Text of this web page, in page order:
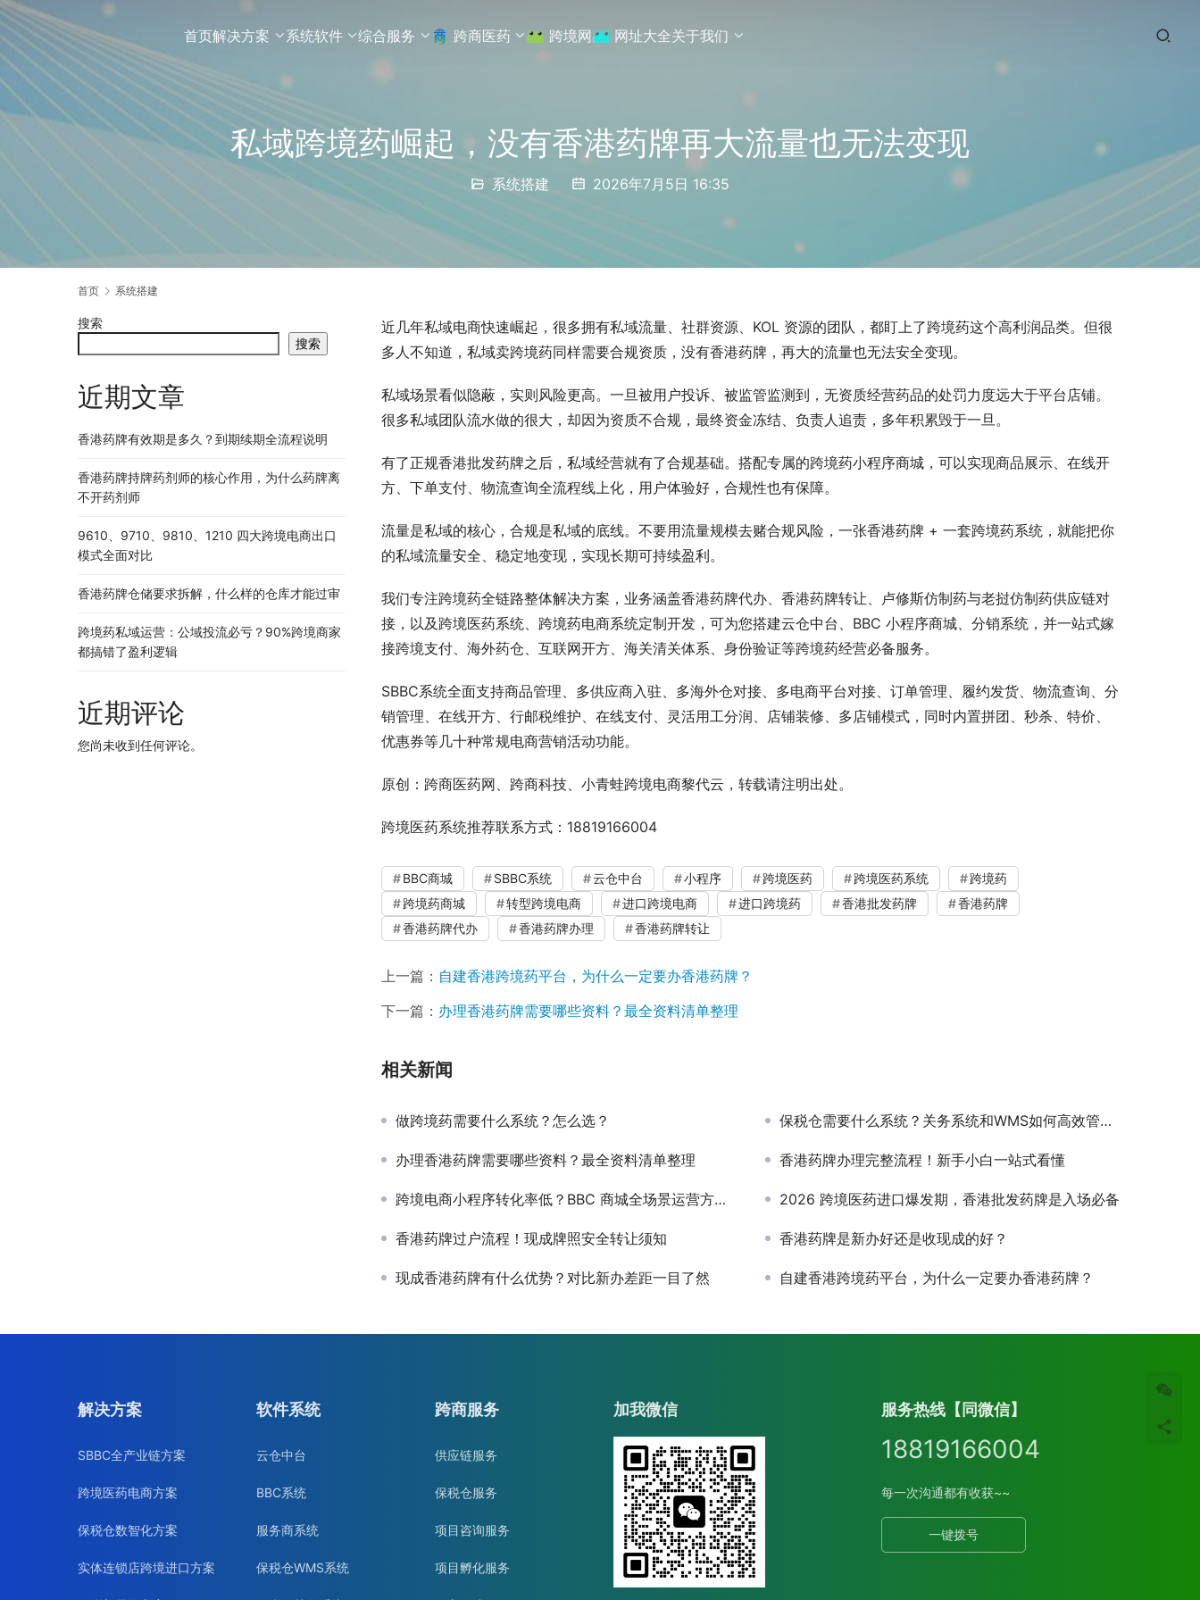
首页解决方案 系统软件 综合服务 跨商医药 跨境网 网址大全关于我们
私域跨境药崛起，没有香港药牌再大流量也无法变现
系统搭建 2026年7月5日 16:35
首页 系统搭建
近几年私域电商快速崛起，很多拥有私域流量、社群资源、KOL 资源的团队，都盯上了跨境药这个高利润品类。但很
多人不知道，私域卖跨境药同样需要合规资质，没有香港药牌，再大的流量也无法安全变现。
私域场景看似隐蔽，实则风险更高。一旦被用户投诉、被监管监测到，无资质经营药品的处罚力度远大于平台店铺。
很多私域团队流水做的很大，却因为资质不合规，最终资金冻结、负责人追责，多年积累毁于一旦。
有了正规香港批发药牌之后，私域经营就有了合规基础。搭配专属的跨境药小程序商城，可以实现商品展示、在线开
方、下单支付、物流查询全流程线上化，用户体验好，合规性也有保障。
流量是私域的核心，合规是私域的底线。不要用流量规模去赌合规风险，一张香港药牌 + 一套跨境药系统，就能把你
的私域流量安全、稳定地变现，实现长期可持续盈利。
我们专注跨境药全链路整体解决方案，业务涵盖香港药牌代办、香港药牌转让、卢修斯仿制药与老挝仿制药供应链对
接，以及跨境医药系统、跨境药电商系统定制开发，可为您搭建云仓中台、BBC 小程序商城、分销系统，并一站式嫁
接跨境支付、海外药仓、互联网开方、海关清关体系、身份验证等跨境药经营必备服务。
SBBC系统全面支持商品管理、多供应商入驻、多海外仓对接、多电商平台对接、订单管理、履约发货、物流查询、分
销管理、在线开方、行邮税维护、在线支付、灵活用工分润、店铺装修、多店铺模式，同时内置拼团、秒杀、特价、
优惠券等几十种常规电商营销活动功能。
原创：跨商医药网、跨商科技、小青蛙跨境电商黎代云，转载请注明出处。
跨境医药系统推荐联系方式：18819166004
BBC商城 SBBC系统 云仓中台 小程序 跨境医药 跨境医药系统
跨境药
跨境药商城
转型跨境电商 进口跨境电商 进口跨境药 香港批发药牌
香港药牌
香港药牌代办
香港药牌办理 香港药牌转让
上一篇： 自建香港跨境药平台，为什么一定要办香港药牌？
下一篇： 办理香港药牌需要哪些资料？最全资料清单整理
相关新闻
做跨境药需要什么系统？怎么选？ 保税仓需要什么系统？关务系统和WMS如何高效管理保税仓？
办理香港药牌需要哪些资料？最全资料清单整理 香港药牌办理完整流程！新手小白一站式看懂
跨境电商小程序转化率低？BBC 商城全场景运营方案拆解 2026 跨境医药进口爆发期，香港批发药牌是入场必备
香港药牌过户流程！现成牌照安全转让须知 香港药牌是新办好还是收现成的好？
现成香港药牌有什么优势？对比新办差距一目了然 自建香港跨境药平台，为什么一定要办香港药牌？
搜索
搜索
近期文章
香港药牌有效期是多久？到期续期全流程说明
香港药牌持牌药剂师的核心作用，为什么药牌离
不开药剂师
9610、9710、9810、1210 四大跨境电商出口
模式全面对比
香港药牌仓储要求拆解，什么样的仓库才能过审
跨境药私域运营：公域投流必亏？90%跨境商家
都搞错了盈利逻辑
近期评论
您尚未收到任何评论。
解决方案
SBBC全产业链方案
跨境医药电商方案
保税仓数智化方案
实体连锁店跨境进口方案
软件系统
云仓中台
BBC系统
服务商系统
保税仓WMS系统
跨商服务
供应链服务
保税仓服务
项目咨询服务
项目孵化服务
加我微信 服务热线【同微信】
18819166004
每一次沟通都有收获~~
一键拨号
wechat